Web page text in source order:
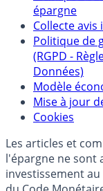
épargne
Collecte
Politique de
(RGPD -
Données)
Modèle
Mise à jour
Cookies
Les articles et
l'épargne ne sont
investissement au